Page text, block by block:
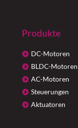
Produkte
DC-Motoren
BLDC-Motoren
AC-Motoren
Steuerungen
Aktuatoren